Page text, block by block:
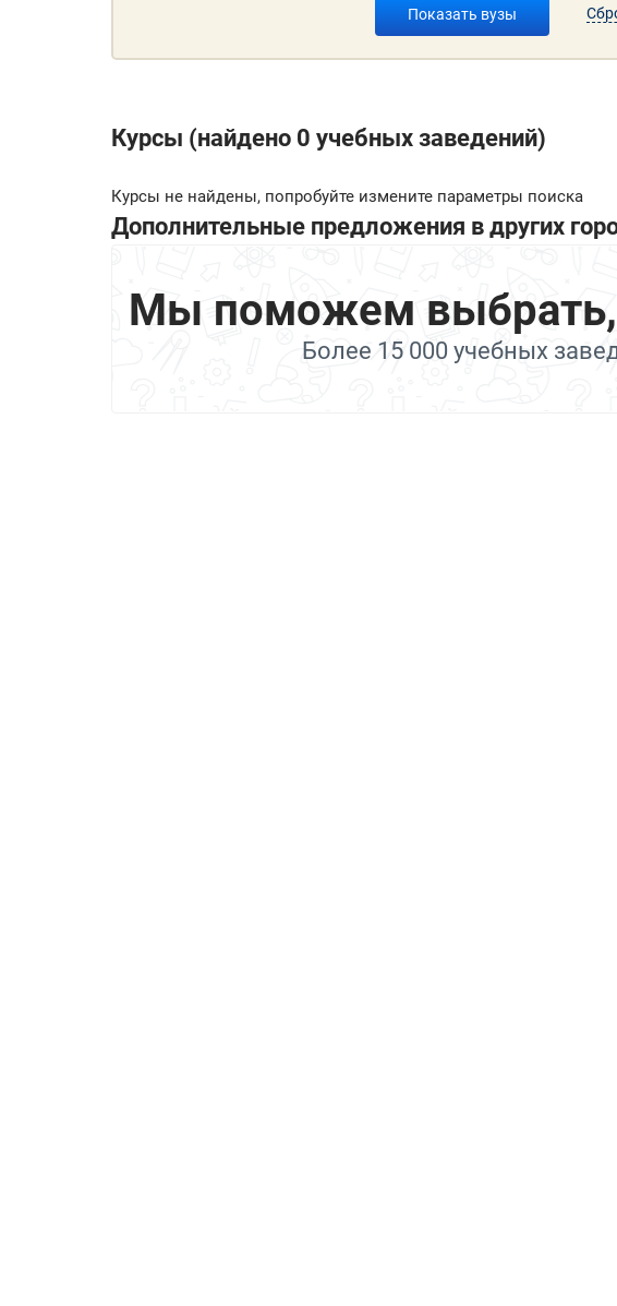
Показать вузы
Курсы (найдено 0 учебных заведений)
Курсы не найдены, попробуйте измените параметры поиска
Дополнительные предложения в других
Мы поможем выбрать,
Более 15 000 учебных